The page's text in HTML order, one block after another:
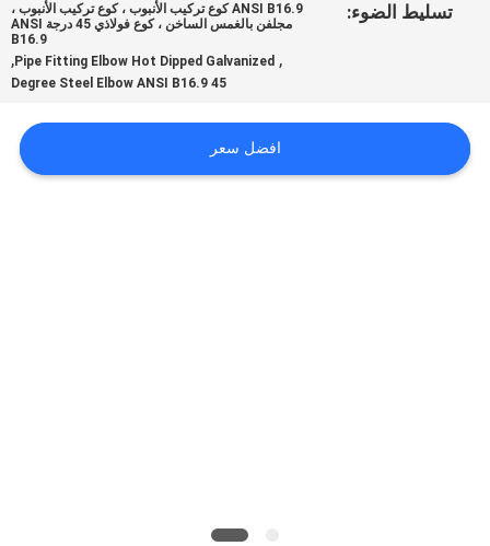
أخبار
تسليط الضوء:
ANSI B16.9 كوع تركيب الأنبوب ، كوع تركيب الأنبوب ،
مجلفن بالغمس الساخن ، كوع فولاذي 45 درجة ANSI
B16.9
,
Pipe Fitting Elbow Hot Dipped Galvanized
,
45 Degree Steel Elbow ANSI B16.9
افضل سعر